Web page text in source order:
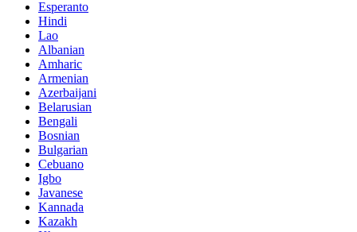
Esperanto
Hindi
Lao
Albanian
Amharic
Armenian
Azerbaijani
Belarusian
Bengali
Bosnian
Bulgarian
Cebuano
Igbo
Javanese
Kannada
Kazakh